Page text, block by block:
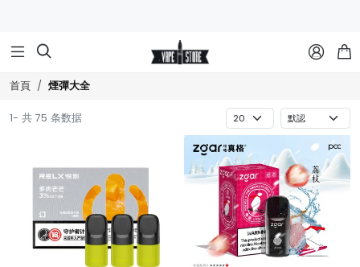
  
首頁 煙彈大全
1- 共 75 条数据